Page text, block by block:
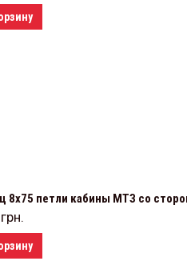
8х75 петли кабины МТЗ со
грн.